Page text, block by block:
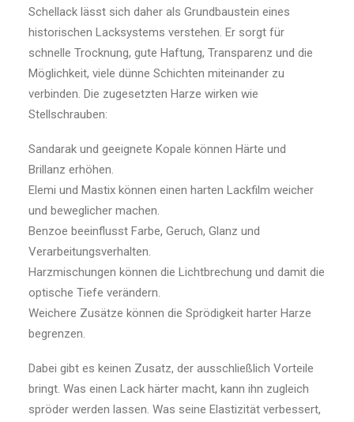
Schellack lässt sich daher als Grundbaustein eines
historischen Lacksystems verstehen. Er sorgt für
schnelle Trocknung, gute Haftung, Transparenz und die
Möglichkeit, viele dünne Schichten miteinander zu
verbinden. Die zugesetzten Harze wirken wie
Stellschrauben:
Sandarak und geeignete Kopale können Härte und
Brillanz erhöhen.
Elemi und Mastix können einen harten Lackfilm weicher
und beweglicher machen.
Benzoe beeinflusst Farbe, Geruch, Glanz und
Verarbeitungsverhalten.
Harzmischungen können die Lichtbrechung und damit die
optische Tiefe verändern.
Weichere Zusätze können die Sprödigkeit harter Harze
begrenzen.
Dabei gibt es keinen Zusatz, der ausschließlich Vorteile
bringt. Was einen Lack härter macht, kann ihn zugleich
spröder werden lassen. Was seine Elastizität verbessert,